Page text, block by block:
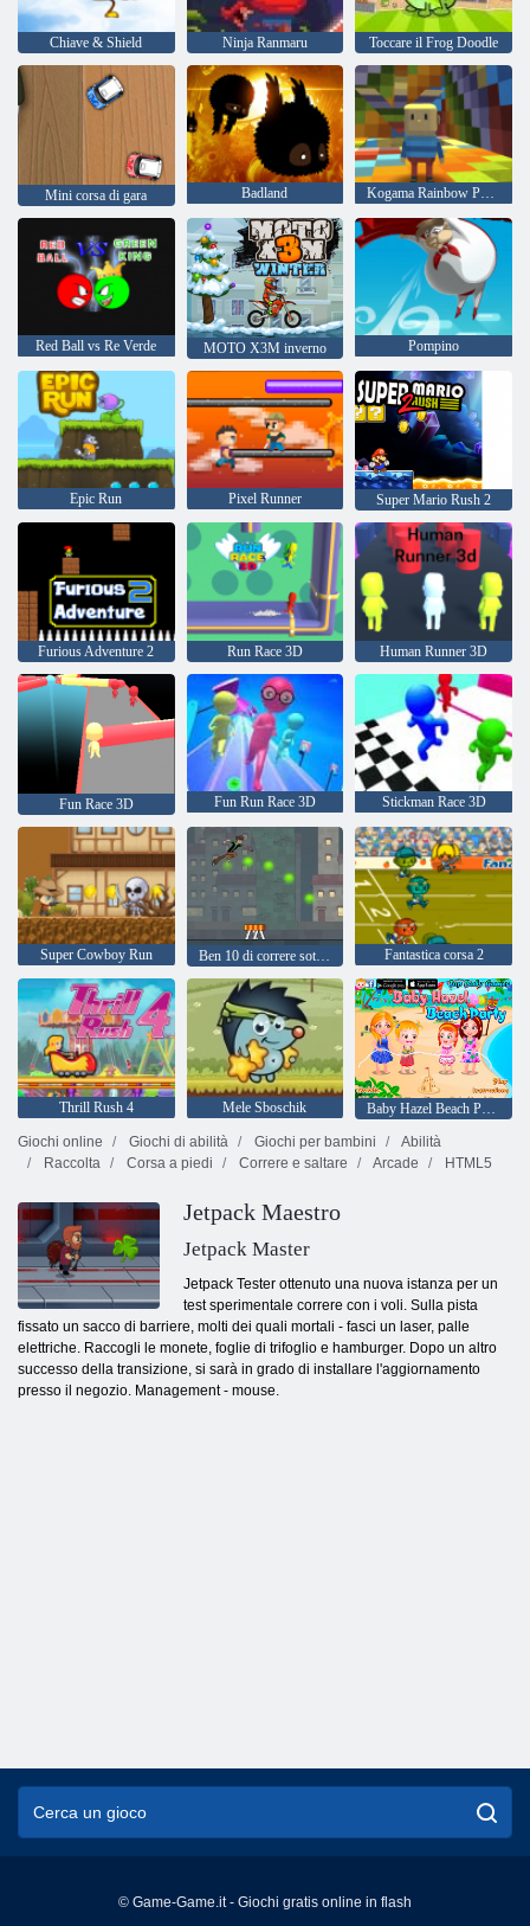
Chiave & Shield Ninja Ranmaru Toccare il Frog Doodle
Mini corsa di gara Badland Kogama Rainbow Parkour
Red Ball vs Re Verde MOTO X3M inverno Pompino
Epic Run Pixel Runner Super Mario Rush 2
Furious Adventure 2 Run Race 3D Human Runner 3D
Fun Race 3D Fun Run Race 3D Stickman Race 3D
Super Cowboy Run Ben 10 di correre sotterraneo Fantastica corsa 2
Thrill Rush 4 Mele Sboschik
Baby Hazel Beach Party
Giochi online
Giochi di abilità Giochi per bambini
Abilità
Raccolta
Corsa a piedi Correre e saltare Arcade HTML5
Jetpack Maestro
Jetpack Master
Jetpack Tester ottenuto una nuova istanza per un
test sperimentale correre con i voli. Sulla pista
fissato un sacco di barriere, molti dei quali mortali - fasci un laser, palle
elettriche. Raccogli le monete, foglie di trifoglio e hamburger. Dopo un altro
successo della transizione, si sarà in grado di installare l'aggiornamento
presso il negozio. Management - mouse.
© Game-Game.it - Giochi gratis online in flash